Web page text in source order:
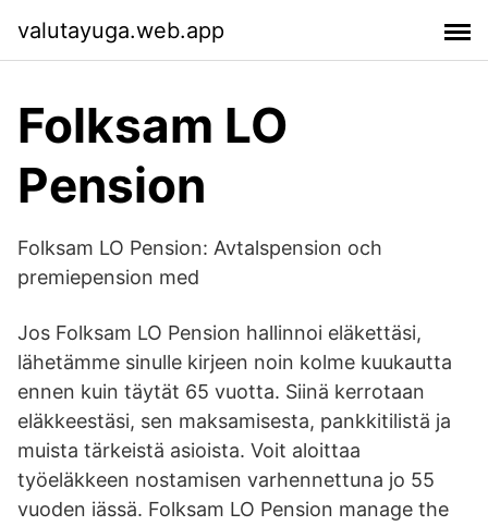
valutayuga.web.app
Folksam LO
Pension
Folksam LO Pension: Avtalspension och
premiepension med
Jos Folksam LO Pension hallinnoi eläkettäsi,
lähetämme sinulle kirjeen noin kolme kuukautta
ennen kuin täytät 65 vuotta. Siinä kerrotaan
eläkkeestäsi, sen maksamisesta, pankkitilistä ja
muista tärkeistä asioista. Voit aloittaa
työeläkkeen nostamisen varhennettuna jo 55
vuoden iässä. Folksam LO Pension manage the